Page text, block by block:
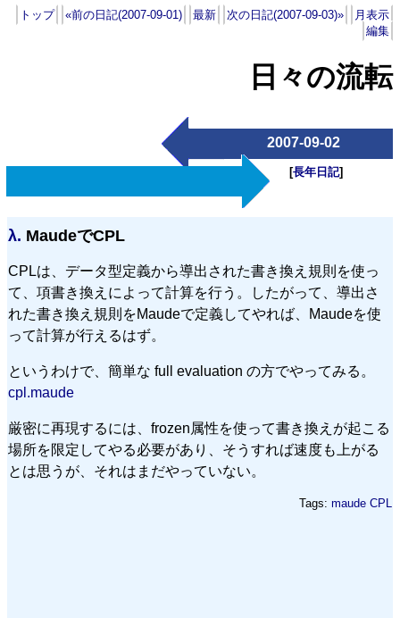
トップ «前の日記(2007-09-01) 最新 次の日記(2007-09-03)»
月表示
編集
日々の流転
2007-09-02
[長年日記]
λ. MaudeでCPL
CPLは、データ型定義から導出された書き換え規則を使っ
て、項書き換えによって計算を行う。したがって、導出さ
れた書き換え規則をMaudeで定義してやれば、Maudeを使
って計算が行えるはず。
というわけで、簡単な full evaluation の方でやってみる。
cpl.maude
厳密に再現するには、frozen属性を使って書き換えが起こる
場所を限定してやる必要があり、そうすれば速度も上がる
とは思うが、それはまだやっていない。
Tags: maude CPL